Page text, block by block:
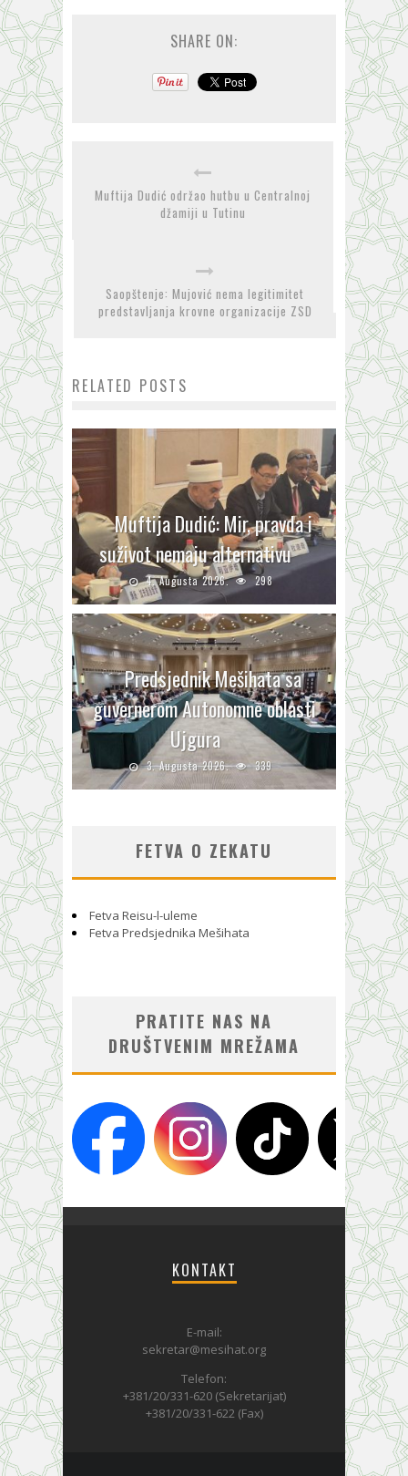
SHARE ON:
Muftija Dudić održao hutbu u Centralnoj
džamiji u Tutinu
Saopštenje: Mujović nema legitimitet
predstavljanja krovne organizacije ZSD
RELATED POSTS
Muftija Dudić: Mir, pravda i
suživot nemaju alternativu
4. Augusta 2026. 298
Predsjednik Mešihata sa
guvernerom Autonomne oblasti
Ujgura
3. Augusta 2026. 339
FETVA O ZEKATU
Fetva Reisu-l-uleme
Fetva Predsjednika Mešihata
PRATITE NAS NA
DRUŠTVENIM MREŽAMA
KONTAKT
E-mail:
sekretar@mesihat.org
Telefon:
+381/20/331-620 (Sekretarijat)
+381/20/331-622 (Fax)